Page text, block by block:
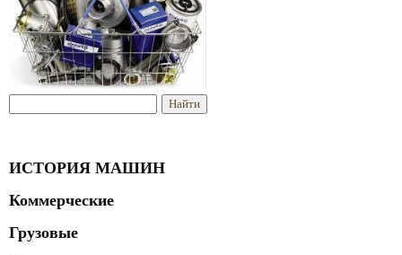
ИСТОРИЯ МАШИН
Коммерческие
Грузовые